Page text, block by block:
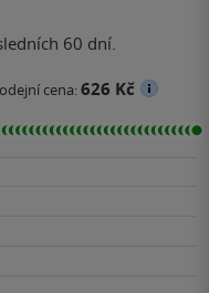
60 dní.
cena:626 Kč